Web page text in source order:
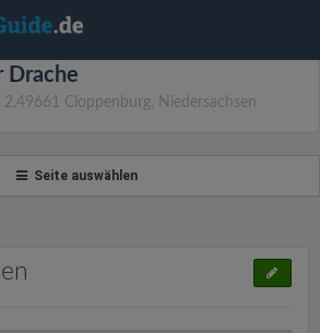
Drache
2,49661 Cloppenburg, Niedersachsen
Seite auswählen